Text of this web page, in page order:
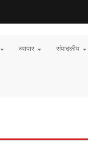
व्यापार संपादकीय